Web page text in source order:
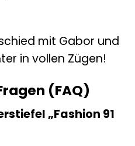
mit Gabor und
in vollen Zügen!
(FAQ)
„Fashion 91